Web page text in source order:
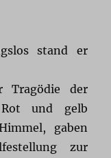
stand er
der
und gelb
gaben
zur